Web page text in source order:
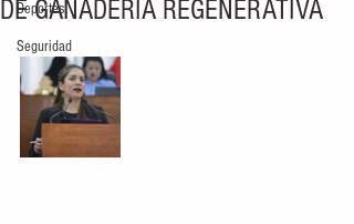
Deportes
Seguridad
DE GANADERÍA REGENERATIVA